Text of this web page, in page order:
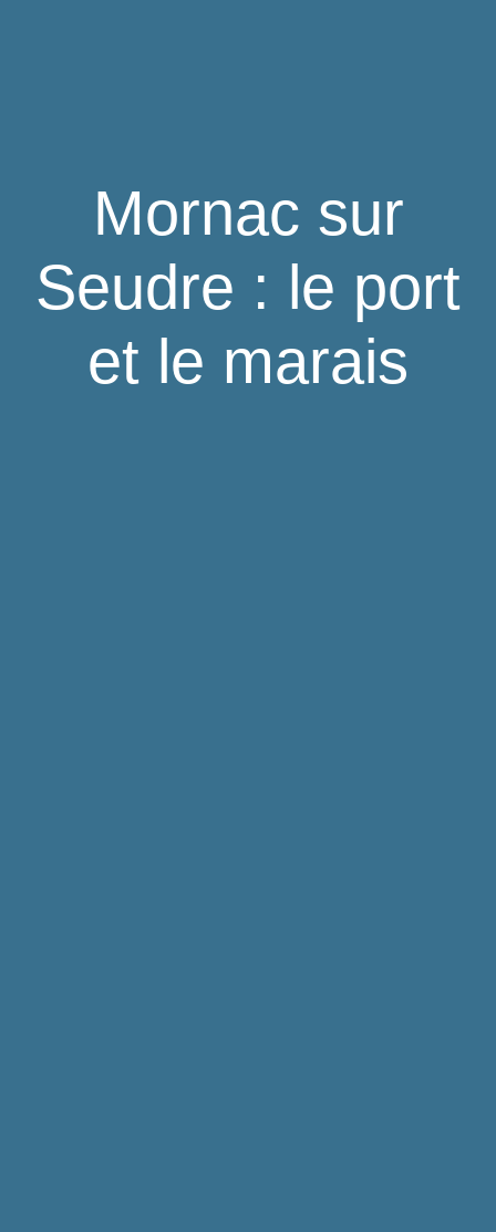
Mornac sur
Seudre : le port
et le marais